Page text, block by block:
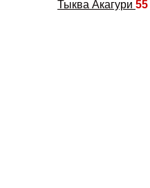
Тыква Акагури 55